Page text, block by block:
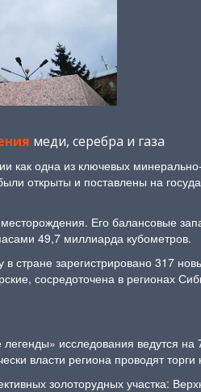
меди, серебра и газа
как одна из ключевых
открыты и поставлены на
Его балансовые
49,7 миллиарда кубометров.
в стране зарегистрировано 317
сосредоточена в регионах
исследования ведутся на
власти региона проводят
золоторудных участка: